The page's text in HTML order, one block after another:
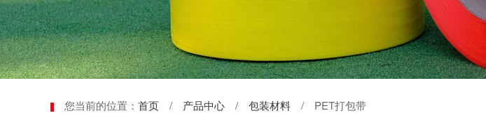
您当前的位置： 首页 / 产品中心 / 包装材料 / PET打包带